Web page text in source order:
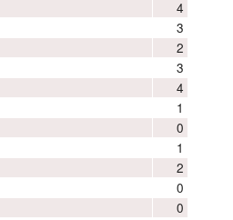
4
3
2
3
4
1
0
1
2
0
0